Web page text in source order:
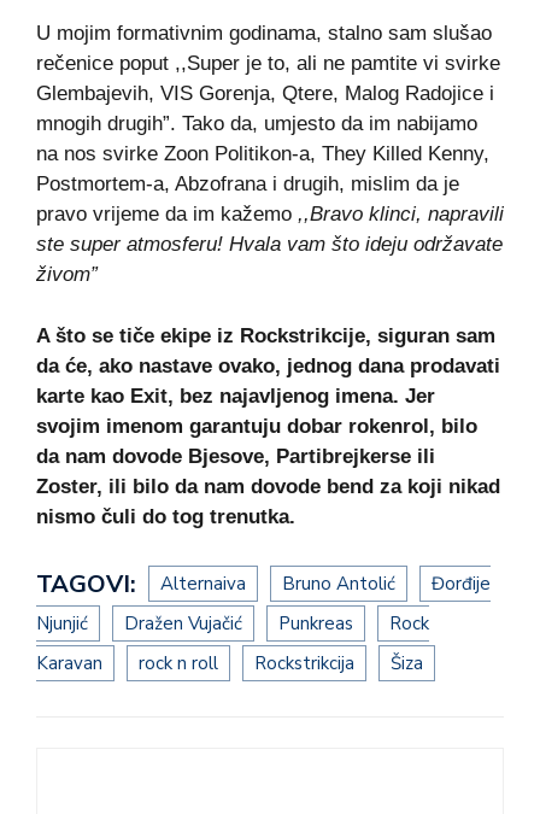
U mojim formativnim godinama, stalno sam slušao
rečenice poput ,,Super je to, ali ne pamtite vi svirke
Glembajevih, VIS Gorenja, Qtere, Malog Radojice i
mnogih drugih”. Tako da, umjesto da im nabijamo
na nos svirke Zoon Politikon-a, They Killed Kenny,
Postmortem-a, Abzofrana i drugih, mislim da je
pravo vrijeme da im kažemo ,,Bravo klinci, napravili
ste super atmosferu! Hvala vam što ideju održavate
živom”
A što se tiče ekipe iz Rockstrikcije, siguran sam
da će, ako nastave ovako, jednog dana prodavati
karte kao Exit, bez najavljenog imena. Jer
svojim imenom garantuju dobar rokenrol, bilo
da nam dovode Bjesove, Partibrejkerse ili
Zoster, ili bilo da nam dovode bend za koji nikad
nismo čuli do tog trenutka.
TAGOVI: Alternaiva Bruno Antolić
Đorđije
Njunjić
Dražen Vujačić Punkreas
Rock
Karavan
rock n roll Rockstrikcija Šiza